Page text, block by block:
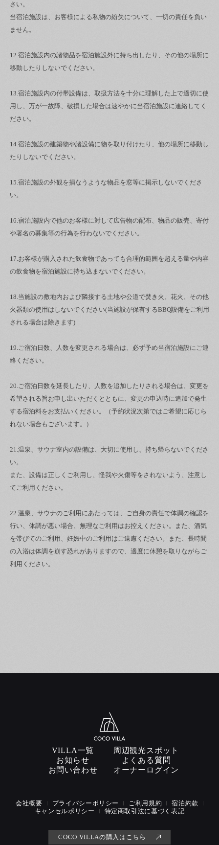
さい。
当宿泊施設は、お客様による私物の紛失について、一切の責任を負い
ません。
12.宿泊施設内の諸物品を宿泊施設外に持ち出したり、その他の場所に
移動したりしないでください。
13.宿泊施設内の付帯設備は、取扱方法を十分に理解した上で適切に使
用し、万が一故障、破損した場合は速やかに当宿泊施設に連絡してく
ださい。
14.宿泊施設の建築物や諸設備に物を取り付けたり、他の場所に移動し
たりしないでください。
15.宿泊施設の外観を損なうような物品を窓等に掲示しないでくださ
い。
16.宿泊施設内で他のお客様に対して広告物の配布、物品の販売、寄付
や署名の募集等の行為を行わないでください。
17.お客様が購入された飲食物であっても合理的範囲を超える量や内容
の飲食物を宿泊施設に持ち込まないでください。
18.当施設の敷地内および隣接する土地や公道で焚き火、花火、その他
火器類の使用はしないでください(当施設が保有するBBQ設備をご利用
される場合は除きます)
19.ご宿泊日数、人数を変更される場合は、必ず予め当宿泊施設にご連
絡ください。
20.ご宿泊日数を延長したり、人数を追加したりされる場合は、変更を
希望される旨お申し出いただくとともに、変更の申込時に追加で発生
する宿泊料をお支払いください。（予約状況次第ではご希望に応じら
れない場合もございます。）
21.温泉、サウナ室内の設備は、大切に使用し、持ち帰らないでくださ
い。
また、設備は正しくご利用し、怪我や火傷等をされないよう、注意し
てご利用ください。
22.温泉、サウナのご利用にあたっては、ご自身の責任で体調の確認を
行い、体調が悪い場合、無理なご利用はお控えください。また、酒気
を帯びてのご利用、妊娠中のご利用はご遠慮ください。また、長時間
の入浴は体調を崩す恐れがありますので、適度に休憩を取りながらご
利用ください。
VILLA一覧
周辺観光スポット
お知らせ
よくある質問
お問い合わせ
オーナーログイン
会社概要 プライバシーポリシー ご利用規約
宿泊約款
キャンセルポリシー
特定商取引法に基づく表記
COCO VILLAの購入はこちら